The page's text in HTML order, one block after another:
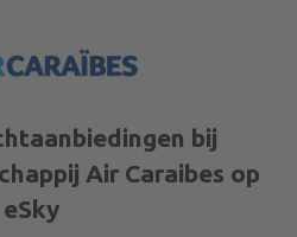
bij
Air Caraibes op
eSky